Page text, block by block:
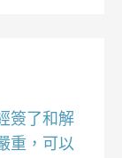
簽了和解
重，可以